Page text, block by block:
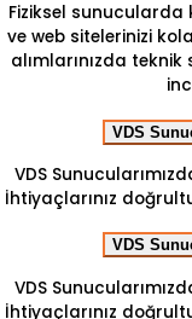
Fiziksel
ve web sitelerinizi
alımlarınızda
VDS
VDS
İhtiyaçlarınız
VDS
VDS
İhtiyaçlarınız